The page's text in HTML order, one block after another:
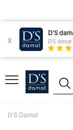
x
D'S
D'S
D'S Damat